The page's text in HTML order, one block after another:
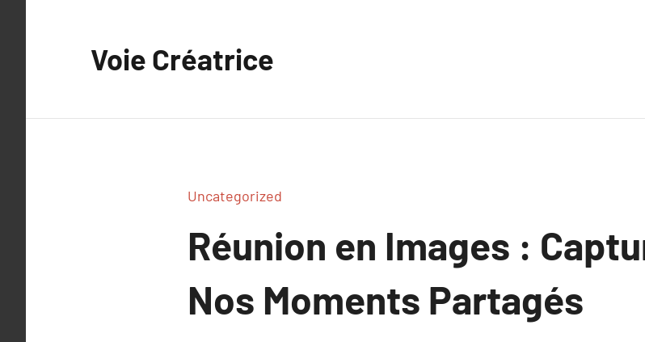
Voie Créatrice
Uncategorized
Réunion en Images :
Nos Moments Partagés